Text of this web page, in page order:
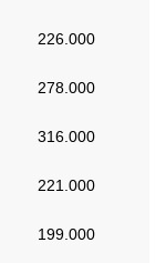
226.000
278.000
316.000
221.000
199.000